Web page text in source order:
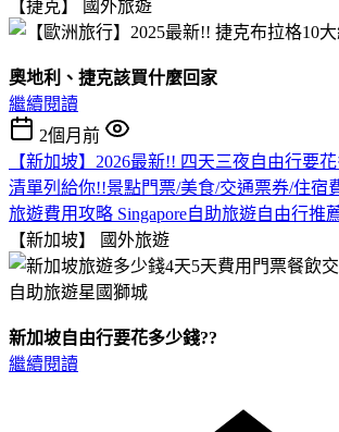
【捷克】
國外旅遊
奧地利、捷克該買什麼回家
繼續閱讀
2個月前
【新加坡】2026最新!! 四天三夜自由行要
清單列給你!!景點門票/美食/交通票券/住宿
旅遊費用攻略 Singapore自助旅遊自由行推
【新加坡】
國外旅遊
新加坡自由行要花多少錢??
繼續閱讀